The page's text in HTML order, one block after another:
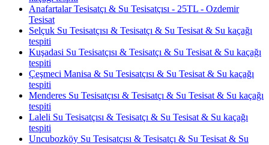
Anafartalar Tesisatçı & Su Tesisatçısı - 25TL - Ozdemir
Tesisat
Selçuk Su Tesisatçısı & Tesisatçı & Su Tesisat & Su kaçağı
tespiti
Kuşadasi Su Tesisatçısı & Tesisatçı & Su Tesisat & Su kaçağı
tespiti
Çeşmeci Manisa & Su Tesisatçısı & Su Tesisat & Su kaçağı
tespiti
Menderes Su Tesisatçısı & Tesisatçı & Su Tesisat & Su kaçağı
tespiti
Laleli Su Tesisatçısı & Tesisatçı & Su Tesisat & Su kaçağı
tespiti
Uncubozköy Su Tesisatçısı & Tesisatçı & Su Tesisat & Su